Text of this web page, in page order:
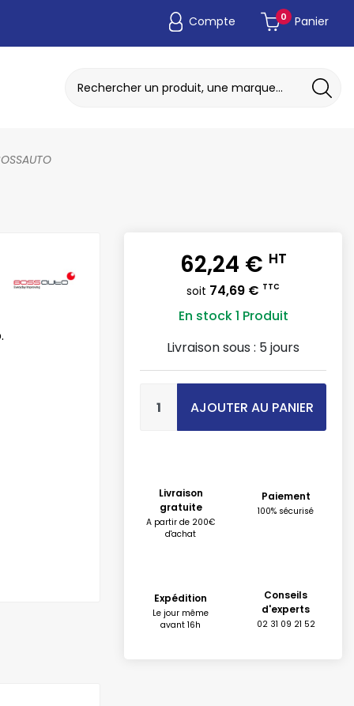
Compte 0 Panier
62,24 € HT
soit 74,69 € TTC
En stock1 Produit
Livraison sous : 5 jours
AJOUTER AU PANIER
Livraison
gratuite
A partir de 200€
d'achat
Paiement
100% sécurisé
Expédition
Le jour même
avant 16h
Conseils
d'experts
02 31 09 21 52